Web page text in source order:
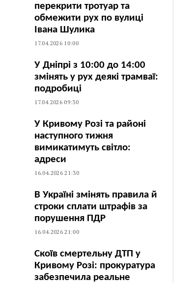
перекрити тротуар та
обмежити рух по вулиці
Івана Шулика
17.04.2026 10:00
У Дніпрі з 10:00 до 14:00
змінять у рух деякі трамваї:
подробиці
17.04.2026 09:30
У Кривому Розі та районі
наступного тижня
вимикатимуть світло:
адреси
16.04.2026 21:30
В Україні змінять правила й
строки сплати штрафів за
порушення ПДР
16.04.2026 21:00
Скоїв смертельну ДТП у
Кривому Розі: прокуратура
забезпечила реальне